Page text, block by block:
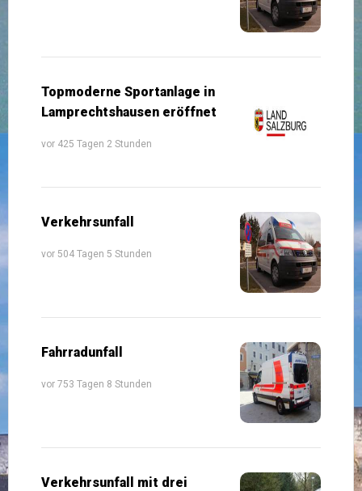
Topmoderne Sportanlage in
Lamprechtshausen eröffnet
vor 425 Tagen 2 Stunden
Verkehrsunfall
vor 504 Tagen 5 Stunden
Fahrradunfall
vor 753 Tagen 8 Stunden
Verkehrsunfall mit drei